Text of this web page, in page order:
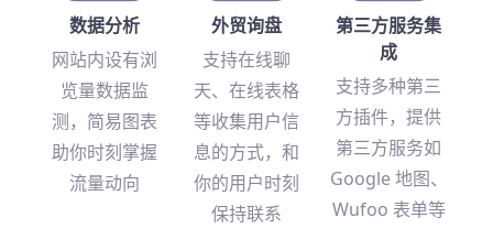
数据分析
网站内设有浏
览量数据监
测，简易图表
助你时刻掌握
流量动向
外贸询盘
支持在线聊
天、在线表格
等收集用户信
息的方式，和
你的用户时刻
保持联系
第三方服务集
成
支持多种第三
方插件，提供
第三方服务如
Google 地图、
Wufoo 表单等